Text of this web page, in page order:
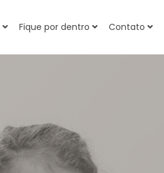
Fique por dentro Contato